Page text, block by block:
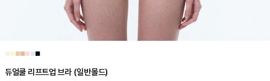
■■■■■■
듀얼쿨 리프트업 브라 (일반몰드)